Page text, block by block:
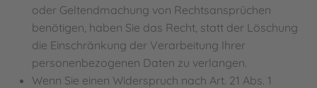
oder Geltendmachung von Rechtsansprüchen
benötigen, haben Sie das Recht, statt der Löschung
die Einschränkung der Verarbeitung Ihrer
personenbezogenen Daten zu verlangen.
Wenn Sie einen Widerspruch nach Art. 21 Abs. 1